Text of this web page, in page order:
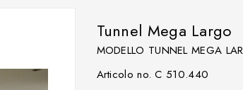
Tunnel Mega Largo
MODELLO TUNNEL MEGA
Articolo no. C 510.440